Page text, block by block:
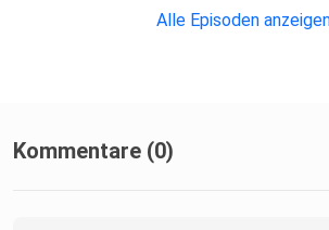
https://www.deutschlandfunk.de/
Alle Episoden
Kommentare (0)